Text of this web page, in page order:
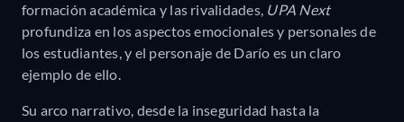
formación académica y las rivalidades, UPA Next
profundiza en los aspectos emocionales y personales de
los estudiantes, y el personaje de Darío es un claro
ejemplo de ello.
Su arco narrativo, desde la inseguridad hasta la